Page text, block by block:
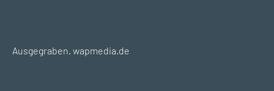
Ausgegraben. wapmedia.de